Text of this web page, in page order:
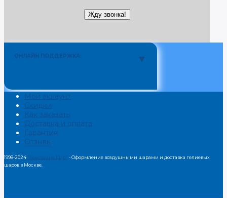
ОНЛАЙН ПОДДЕРЖКА:
Мой аккаунт
Скидки
Как заказать
Доставка и оплата
Гарантия
Отзывы
1998-2024 "Компания Шар" - Оформление воздушными шарами и доставка гелиевых
шаров в Москве.